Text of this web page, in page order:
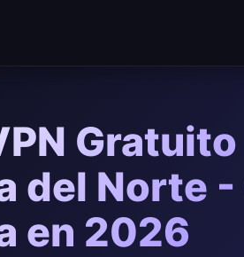
Gratuito
del Norte -
en 2026